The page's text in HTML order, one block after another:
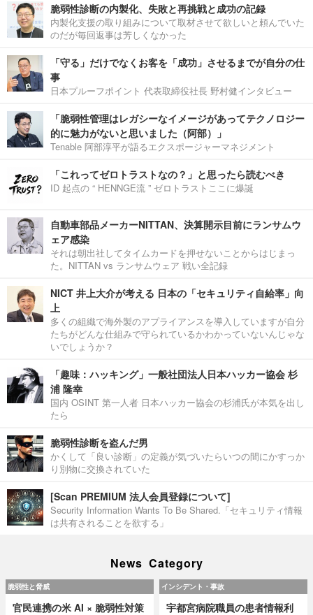
脆弱性診断の内製化、失敗と再挑戦と成功の記録
内製化支援の取り組みについて取材させて欲しいと頼んでいた
のだが毎回返事は芳しくなかった
「守る」だけでなくお客を「成功」させるまでが自分の仕
事
日本プルーフポイント 代表取締役社長 野村健インタビュー
「脆弱性管理はレガシーなイメージがあってテクノロジー
的に魅力がないと思いました（阿部）」
Tenable 阿部淳平が語るエクスポージャーマネジメント
「これってゼロトラストなの？」と思ったら読むべき
ID 起点の “ HENNGE流 ” ゼロトラストここに爆誕
自動車部品メーカーNITTAN、決算開示目前にランサムウ
ェア感染
それは朝出社してタイムカードを押せないことからはじまっ
た。NITTAN vs ランサムウェア 戦い全記録
NICT 井上大介が考える 日本の「セキュリティ自給率」向
上
多くの組織で海外製のアプライアンスを導入していますが自分
たちがどんな仕組みで守られているかわかっていないんじゃな
いでしょうか？
「趣味：ハッキング」一般社団法人日本ハッカー協会 杉
浦 隆幸
国内 OSINT 第一人者 日本ハッカー協会の杉浦氏が本気を出し
たら
脆弱性診断を盗んだ男
かくして「良い診断」の定義が気づいたらいつの間にかすっか
り別物に交換されていた
[Scan PREMIUM 法人会員登録について]
Security Information Wants To Be Shared.「セキュリティ情報
は共有されることを欲する」
News Category
脆弱性と脅威
官民連携の米 AI × 脆弱性対策
インシデント・事故
宇都宮病院職員の患者情報利